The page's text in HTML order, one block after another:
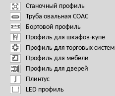
Станочный профиль
Труба овальная СОАС
Бортовой профиль
Профиль для шкафов-купе
Профиль для торговых систем
Профиль для мебели
Профиль для дверей
Плинтус
LED профиль